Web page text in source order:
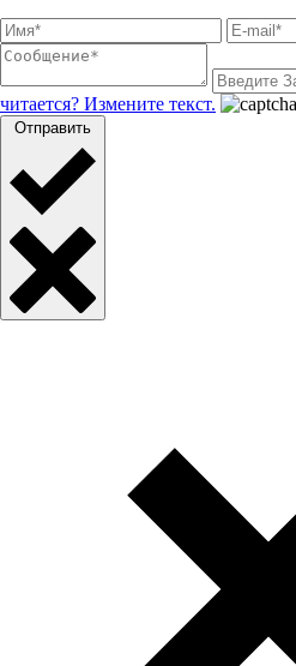
читается? Измените текст.
Отправить